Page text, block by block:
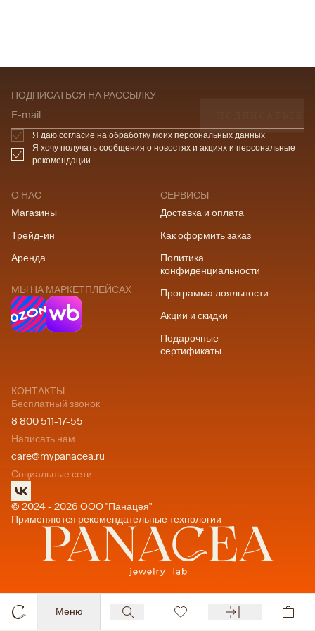
Меню
О НАС
Магазины
Трейд-ин
Аренда
МЫ НА МАРКЕТПЛЕЙСАХ
СЕРВИСЫ
Доставка и оплата
Как оформить заказ
Политика
конфиденциальности
Программа лояльности
Акции и скидки
Подарочные
сертификаты
КОНТАКТЫ
Бесплатный звонок
8 800 511-17-55
Написать нам
care@mypanacea.ru
Социальные сети
© 2024 - 2026 ООО "Панацея"
Применяются рекомендательные технологии
ПОДПИСАТЬСЯ НА РАССЫЛКУ
E-mail
Я даю согласие на обработку моих персональных данных
Я хочу получать сообщения о новостях и акциях и персональные
рекомендации